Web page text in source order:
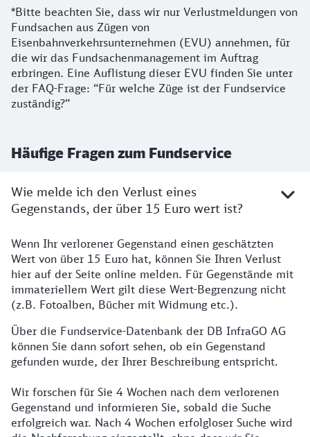
*Bitte beachten Sie, dass wir nur Verlustmeldungen von
Fundsachen aus Zügen von
Eisenbahnverkehrsunternehmen (EVU) annehmen, für
die wir das Fundsachenmanagement im Auftrag
erbringen. Eine Auflistung dieser EVU finden Sie unter
der FAQ-Frage: “Für welche Züge ist der Fundservice
zuständig?”
Häufige Fragen zum Fundservice
Wie melde ich den Verlust eines
Gegenstands, der über 15 Euro wert ist?
Wenn Ihr verlorener Gegenstand einen geschätzten
Wert von über 15 Euro hat, können Sie Ihren Verlust
hier auf der Seite online melden. Für Gegenstände mit
immateriellem Wert gilt diese Wert-Begrenzung nicht
(z.B. Fotoalben, Bücher mit Widmung etc.).
Über die Fundservice-Datenbank der DB InfraGO AG
können Sie dann sofort sehen, ob ein Gegenstand
gefunden wurde, der Ihrer Beschreibung entspricht.
Wir forschen für Sie 4 Wochen nach dem verlorenen
Gegenstand und informieren Sie, sobald die Suche
erfolgreich war. Nach 4 Wochen erfolgloser Suche wird